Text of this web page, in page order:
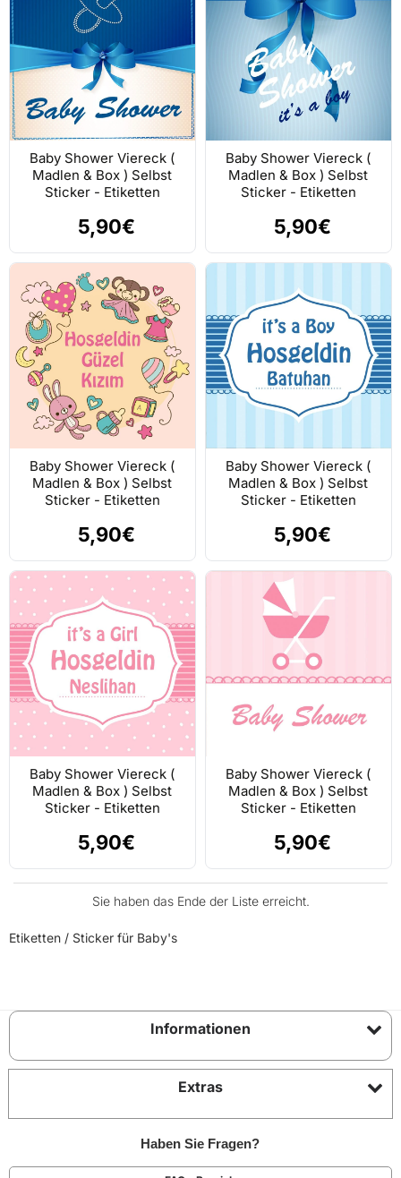
Etiketten / Sticker für Baby's
Baby Shower Viereck (
Madlen & Box ) Selbst
Sticker - Etiketten
5,90€
Baby Shower Viereck (
Madlen & Box ) Selbst
Sticker - Etiketten
5,90€
Baby Shower Viereck (
Madlen & Box ) Selbst
Sticker - Etiketten
5,90€
Baby Shower Viereck (
Madlen & Box ) Selbst
Sticker - Etiketten
5,90€
Baby Shower Viereck (
Madlen & Box ) Selbst
Sticker - Etiketten
5,90€
Baby Shower Viereck (
Madlen & Box ) Selbst
Sticker - Etiketten
5,90€
Sie haben das Ende der Liste erreicht.
Informationen
Extras
Haben Sie Fragen?